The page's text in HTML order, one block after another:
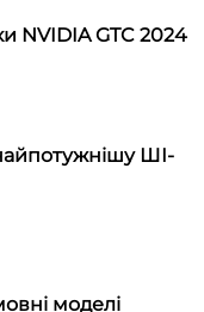
NVIDIA GTC 2024
ШІ-
моделі